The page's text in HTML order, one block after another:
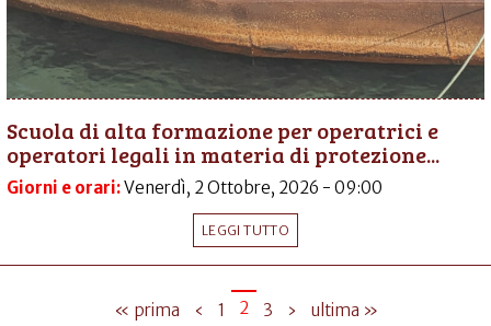
Scuola di alta formazione per operatrici e
operatori legali in materia di protezione...
Giorni e orari:Venerdì, 2 Ottobre, 2026 - 09:00
LEGGI TUTTO
« prima ‹ 1 2 3 › ultima »